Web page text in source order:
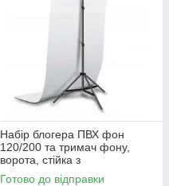
Набір блогера ПВХ фон
120/200 та тримач фону,
ворота, стійка з
перекладиною 2.2х1,5м
Готово до відправки